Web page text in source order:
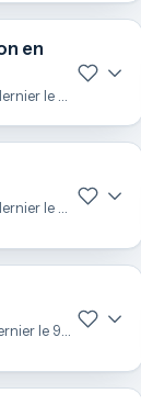
132 épisodes en réécoute · dernier le 22 juin